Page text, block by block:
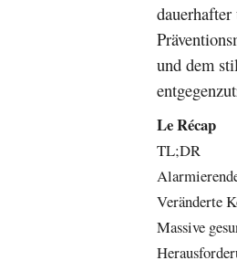
und dem
Le Récap
TL;DR
Veränderte
Massive